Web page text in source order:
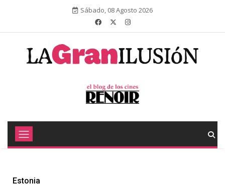
Sábado, 08 Agosto 2026
Estonia